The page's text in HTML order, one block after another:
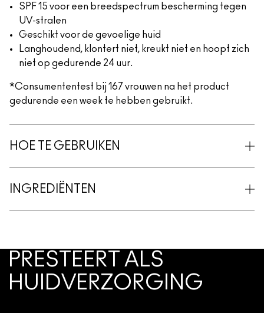
SPF 15 voor een breedspectrum bescherming tegen
UV-stralen
Geschikt voor de gevoelige huid
Langhoudend, klontert niet, kreukt niet en hoopt zich
niet op gedurende 24 uur.
*Consumententest bij 167 vrouwen na het product
gedurende een week te hebben gebruikt.
HOE TE GEBRUIKEN
INGREDIËNTEN
PRESTEERT ALS
HUIDVERZORGING